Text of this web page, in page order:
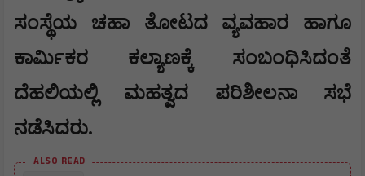
ಸಂಸ್ಥೆಯ ಚಹಾ ತೋಟದ ವ್ಯವಹಾರ ಹಾಗೂ
ಕಾರ್ಮಿಕರ ಕಲ್ಯಾಣಕ್ಕೆ ಸಂಬಂಧಿಸಿದಂತೆ
ದೆಹಲಿಯಲ್ಲಿ ಮಹತ್ವದ ಪರಿಶೀಲನಾ ಸಭೆ
ನಡೆಸಿದರು.
ALSO READ